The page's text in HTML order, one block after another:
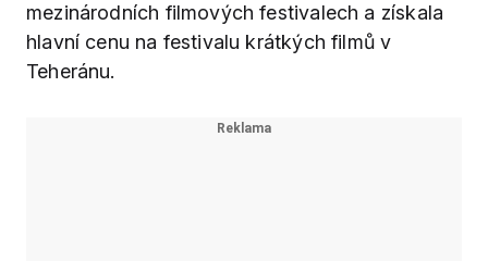
mezinárodních filmových festivalech a získala
hlavní cenu na festivalu krátkých filmů v
Teheránu.